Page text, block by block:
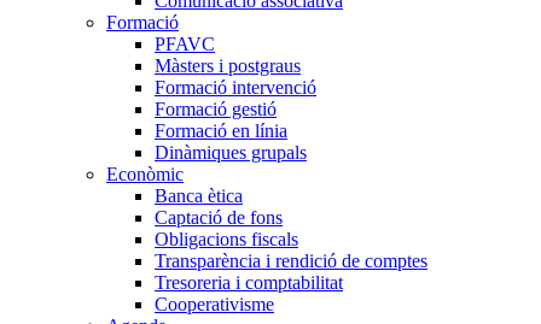
Formació
PFAVC
Màsters i postgraus
Formació intervenció
Formació gestió
Formació en línia
Dinàmiques grupals
Econòmic
Banca ètica
Captació de fons
Obligacions fiscals
Transparència i rendició de comptes
Tresoreria i comptabilitat
Cooperativisme